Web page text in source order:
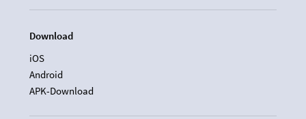
Download
iOS
Android
APK-Download